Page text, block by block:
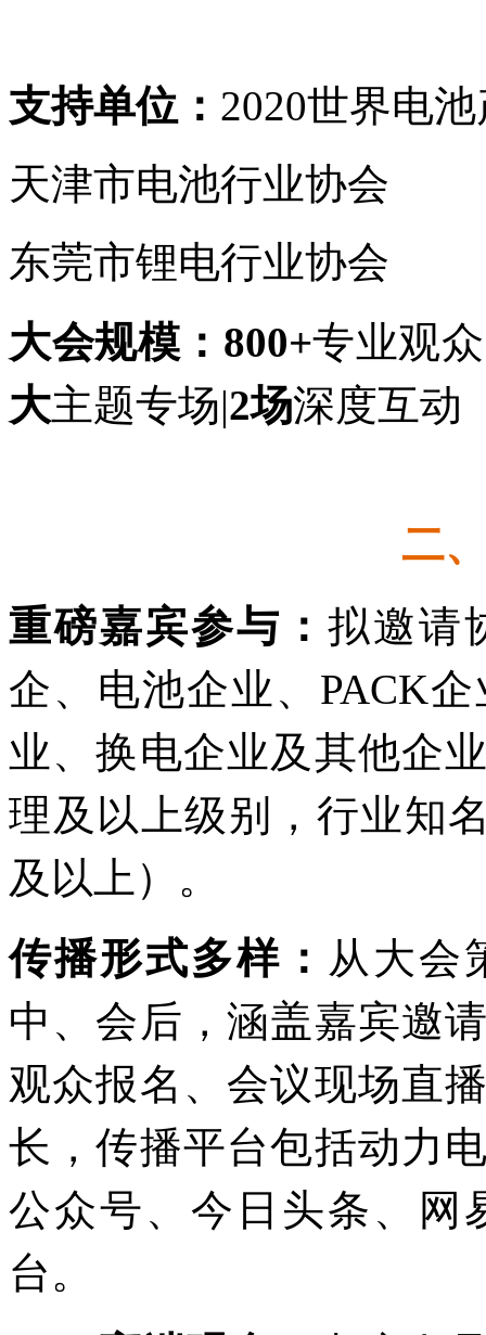
支持单位： 2020世界电
天津市电池行业协会
东莞市锂电行业协会
大会规模：800+专业观
大主题专场|2场深度互动
二
重磅嘉宾参与：拟邀请
企、电池企业、PACK
业、换电企业及其他企
理及以上级别，行业知
及以上）。
传播形式多样： 从大会
中、会后，涵盖嘉宾邀
观众报名、会议现场直
长，传播平台包括动力
公众号、今日头条、网
台。